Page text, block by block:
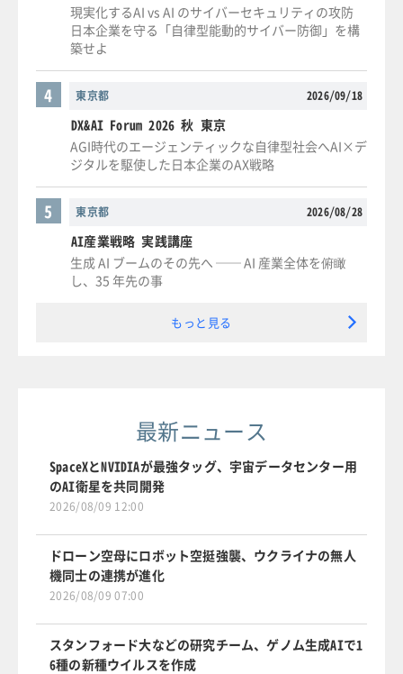
現実化するAI vs AI のサイバーセキュリティの攻防
日本企業を守る「自律型能動的サイバー防御」を構
築せよ
東京都 2026/09/18
4
DX&AI Forum 2026 秋 東京
AGI時代のエージェンティックな自律型社会へAI×デ
ジタルを駆使した日本企業のAX戦略
東京都 2026/08/28
5
AI産業戦略 実践講座
生成 AI ブームのその先へ ── AI 産業全体を俯瞰
し、35 年先の事
もっと見る
最新ニュース
SpaceXとNVIDIAが最強タッグ、宇宙データセンター用
のAI衛星を共同開発
2026/08/09 12:00
ドローン空母にロボット空挺強襲、ウクライナの無人
機同士の連携が進化
2026/08/09 07:00
スタンフォード大などの研究チーム、ゲノム生成AIで1
6種の新種ウイルスを作成